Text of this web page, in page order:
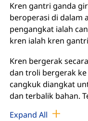
Kren gantri ganda
beroperasi di dalam
pengangkat ialah
kren ialah kren
Kren bergerak
dan troli bergerak
cangkuk diangkat
dan terbalik bahan.
mengangkat bebas
Expand All